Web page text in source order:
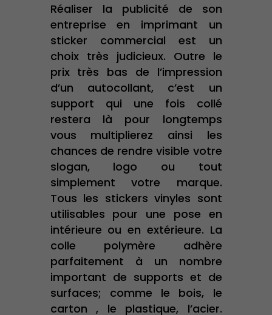
Réaliser la publicité de son
entreprise en imprimant un
sticker commercial est un
choix très judicieux. Outre le
prix très bas de l’impression
d’un autocollant, c’est un
support qui une fois collé
restera là pour longtemps
vous multiplierez ainsi les
chances de rendre visible votre
slogan, logo ou tout
simplement votre marque.
Tous les stickers vinyles sont
utilisables pour une pose en
intérieure ou en extérieure. La
colle polymère adhère
parfaitement à un nombre
important de supports et de
surfaces; comme le bois, le
carton , le plastique, l’acier.